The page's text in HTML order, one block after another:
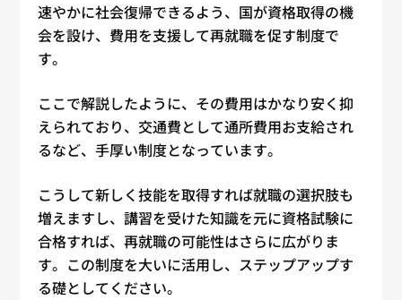
速やかに社会復帰できるよう、国が資格取得の機
会を設け、費用を支援して再就職を促す制度で
す。
ここで解説したように、その費用はかなり安く抑
えられており、交通費として通所費用お支給され
るなど、手厚い制度となっています。
こうして新しく技能を取得すれば就職の選択肢も
増えますし、講習を受けた知識を元に資格試験に
合格すれば、再就職の可能性はさらに広がりま
す。この制度を大いに活用し、ステップアップす
る礎としてください。